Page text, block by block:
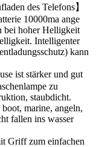
des Telefons】
10000ma ange
bei hoher Helligkeit
Intelligenter
kann
ist stärker und gut
zu
staubdicht.
marine, angeln,
fallen ins wasser
Griff zum einfachen